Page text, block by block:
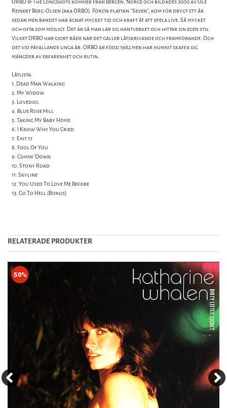
ORBO & The Longshots kommer från Bergen, Norge och bildades 2000 av Ole
Reinert Berg-Olsen (aka ORBO). Första plattan ”Seven”, kom för drygt ett år
sedan men bandet har ägnat mycket tid och kraft åt att spela live. Så mycket
och ofta som möjligt. Det är så man lär sig hantverket och hittar sin egen stil.
Vilket ORBO har gjort både när det gäller låtskrivande och framförande. Och
det vid påfallande unga år. ORBO är född 1982 men har hunnit skaffa sig
mängder av erfarenhet och rutin.
Låtlista:
1. Dead Man Walking
2. My Widow
3. Lovedog
4. Blue Rose Hill
5. Taking My Baby Home
6. I Know Why You Cried
7. Exit 17
8. Fool Of You
9. Comin’ Down
10. Stony Road
11. Skyline
12. You Used To Love Me Before
13. Go To Hell (Bonus)
RELATERADE PRODUKTER
50%